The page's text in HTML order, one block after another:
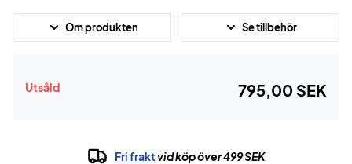
Om produkten Se tillbehör
Utsåld 795,00 SEK
Fri fraktvid köp över 499 SEK